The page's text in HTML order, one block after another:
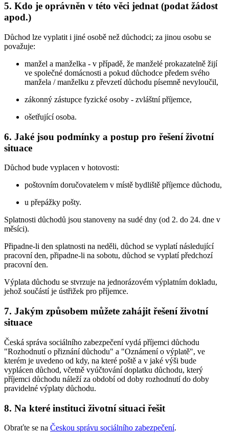
5. Kdo je oprávněn v této věci jednat (podat žádost
apod.)
Důchod lze vyplatit i jiné osobě než důchodci; za jinou osobu se
považuje:
manžel a manželka - v případě, že manželé prokazatelně žijí
ve společné domácnosti a pokud důchodce předem svého
manžela / manželku z převzetí důchodu písemně nevyloučil,
zákonný zástupce fyzické osoby - zvláštní příjemce,
ošetřující osoba.
6. Jaké jsou podmínky a postup pro řešení životní
situace
Důchod bude vyplacen v hotovosti:
poštovním doručovatelem v místě bydliště příjemce důchodu,
u přepážky pošty.
Splatnosti důchodů jsou stanoveny na sudé dny (od 2. do 24. dne v
měsíci).
Připadne-li den splatnosti na neděli, důchod se vyplatí následující
pracovní den, připadne-li na sobotu, důchod se vyplatí předchozí
pracovní den.
Výplata důchodu se stvrzuje na jednorázovém výplatním dokladu,
jehož součástí je ústřižek pro příjemce.
7. Jakým způsobem můžete zahájit řešení životní
situace
Česká správa sociálního zabezpečení vydá příjemci důchodu
"Rozhodnutí o přiznání důchodu" a "Oznámení o výplatě", ve
kterém je uvedeno od kdy, na které poště a v jaké výši bude
vyplácen důchod, včetně vyúčtování doplatku důchodu, který
příjemci důchodu náleží za období od doby rozhodnutí do doby
pravidelné výplaty důchodu.
8. Na které instituci životní situaci řešit
Obraťte se na Českou správu sociálního zabezpečení.